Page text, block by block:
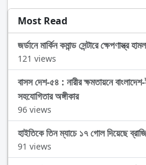
Most Read
জর্ডানে মার্কিন কমান্ড সেন্টারে ক্ষেপণাস্ত্র
121 views
বাসস দেশ-৫৪ : নারীর ক্ষমতায়নে
সহযোগিতার অঙ্গীকার
96 views
হাইতিকে তিন ম্যাচে ১৭ গোল দিয়েছে
91 views